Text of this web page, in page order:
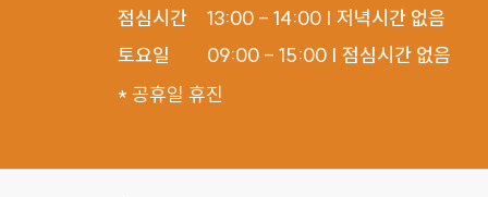
점심시간
토요일
13:00 - 14:00 | 저녁시간 없음
09:00 - 15:00 | 점심시간 없음
* 공휴일 휴진